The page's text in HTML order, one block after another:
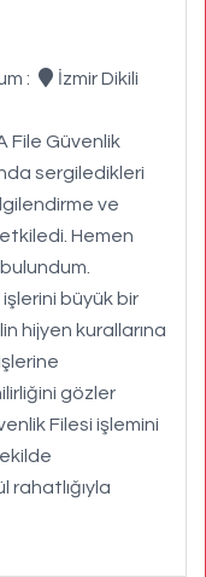
:
İzmir Dikili
File Güvenlik
sergiledikleri
ve
Hemen
büyük bir
hijyen kurallarına
gözler
Filesi işlemini
rahatlığıyla